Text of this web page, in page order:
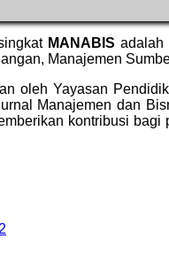
MANABIS adalah
Manajemen
oleh Yayasan
Manajemen dan
kontribusi